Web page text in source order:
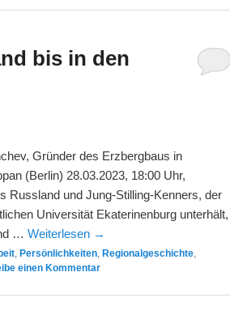
bis in den
Gründer des Erzbergbaus in
(Berlin) 28.03.2023, 18:00 Uhr,
Russland und Jung-Stilling-Kenners, der
Universität Ekaterinenburg unterhält,
…Weiterlesen →
,Persönlichkeiten,Regionalgeschichte,
einen Kommentar